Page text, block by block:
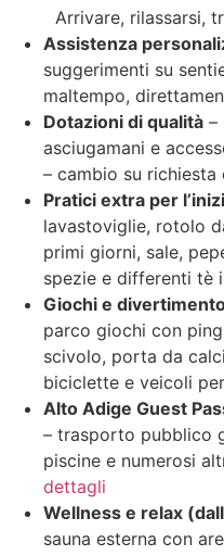
Arrivare, rilassarsi,
Assistenza
suggerimenti su
maltempo,
Dotazioni di qualità –
asciugamani e
– cambio su richiesta
Pratici extra per
lavastoviglie, rotolo
primi giorni, sale,
spezie e differenti tè
Giochi e
parco giochi con
scivolo, porta da
biciclette e veicoli
Alto Adige Guest
– trasporto pubblico
piscine e numerosi
dettagli
Wellness e relax
sauna esterna con